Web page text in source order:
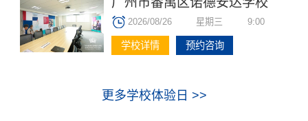
2026/08/26 星期三 9:00
学校详情 预约咨询
更多学校体验日 >>